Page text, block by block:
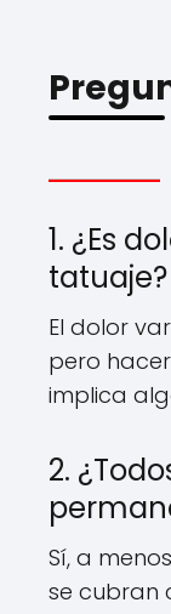
1. ¿Es
tatuaje?
El dolor
pero
implica
2.
Sí, a
se cubran